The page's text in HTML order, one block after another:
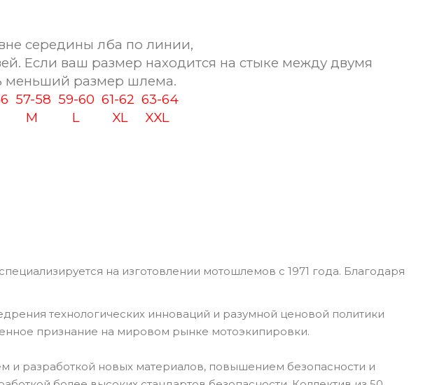
середины лба по линии,
Если ваш размер находится на стыке между двумя
меньший размер шлема.
57-58 59-60 61-62 63-64
M L XL XXL
на изготовлении мотошлемов с 1971 года. Благодаря
технологических инноваций и разумной ценовой политики
признание на мировом рынке мотоэкипировки.
и разработкой новых материалов, повышением безопасности и